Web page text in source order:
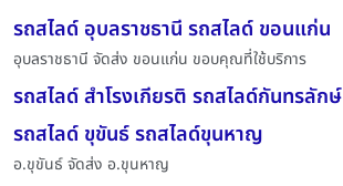
รถสไลด์ อุบลราชธานี รถสไลด์ ขอนแก่น
อุบลราชธานี จัดส่ง ขอนแก่น ขอบคุณที่ใช้บริการ
รถสไลด์ สำโรงเกียรติ รถสไลด์กันทรลักษ์
รถสไลด์ ขุขันธ์ รถสไลด์ขุนหาญ
อ.ขุขันธ์ จัดส่ง อ.ขุนหาญ